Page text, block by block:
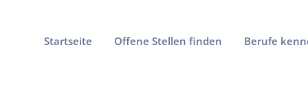
Startseite Offene Stellen finden Berufe